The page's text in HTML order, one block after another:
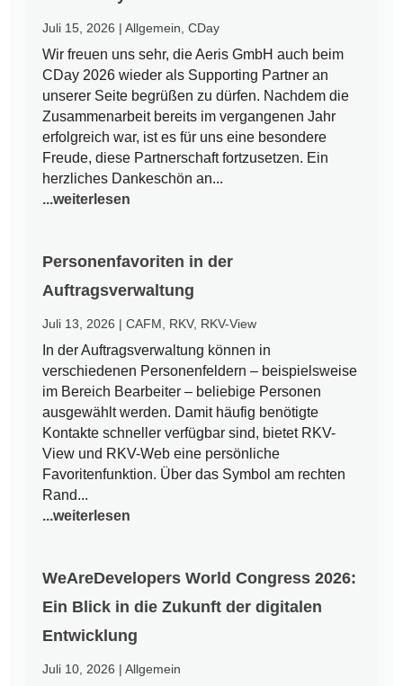
Juli 15, 2026 |Allgemein ,CDay
Wir freuen uns sehr, die Aeris GmbH auch beim
CDay 2026 wieder als Supporting Partner an
unserer Seite begrüßen zu dürfen. Nachdem die
Zusammenarbeit bereits im vergangenen Jahr
erfolgreich war, ist es für uns eine besondere
Freude, diese Partnerschaft fortzusetzen. Ein
herzliches Dankeschön an...
...weiterlesen
Personenfavoriten in der
Auftragsverwaltung
Juli 13, 2026 |CAFM RKV, RKV-View
In der Auftragsverwaltung können in
verschiedenen Personenfeldern – beispielsweise
im Bereich Bearbeiter – beliebige Personen
ausgewählt werden. Damit häufig benötigte
Kontakte schneller verfügbar sind, bietet RKV-
View und RKV-Web eine persönliche
Favoritenfunktion. Über das Symbol am rechten
Rand...
...weiterlesen
WeAreDevelopers World Congress 2026:
Ein Blick in die Zukunft der digitalen
Entwicklung
Juli 10, 2026 |Allgemein